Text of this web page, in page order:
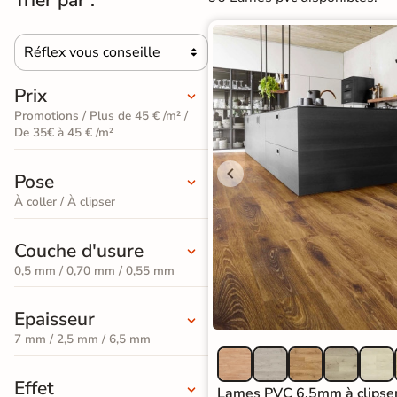
Par
Pièces
Par
Format
Par
Coloris
Promos &
Destockage
PAR
EFFET
Carreaux
de
ciment
Meuble
vasque
Meuble de
rangement
Vasque et
lavabo
Mitigeur de
lavabo et
vasque
Miroir
Eclairage
Stratifié
Bois
naturel
Stratifié
Bois
Stratifié
Bois
foncé
FORMAT
Stratifié
Lame
bâton
rompu
PAR
Sol
PVC
Sol
Gris
de
de Bains
en
Réflex vous conseille 
Prix
Promotions / Plus de 45 € /m² /
De 35€ à 45 € /m²
Pose
À coller / À clipser
Couche d'usure
0,5 mm / 0,70 mm / 0,55 mm
Epaisseur
7 mm / 2,5 mm / 6,5 mm
Effet